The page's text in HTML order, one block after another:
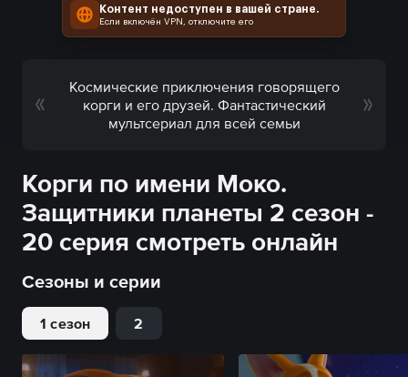
Контент недоступен в вашей стране.
Если включён VPN, отключите его
Космические приключения говорящего
корги и его друзей. Фантастический
мультсериал для всей семьи
Корги по имени Моко.
Защитники планеты 2 сезон -
20 серия смотреть онлайн
Сезоны и серии
1 сезон 2